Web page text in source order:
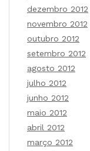
dezembro 2012
novembro 2012
outubro 2012
setembro 2012
agosto 2012
julho 2012
junho 2012
maio 2012
abril 2012
março 2012